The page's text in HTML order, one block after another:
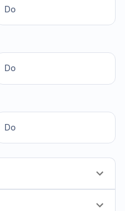
Do
Do
Do